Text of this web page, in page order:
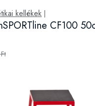
kellékek
CF100